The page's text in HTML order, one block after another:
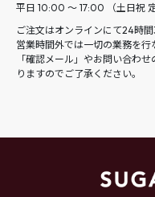
平日 10:00 ～ 17:00 （土日祝 定
ご注文はオンラインにて24時間
営業時間外では一切の業務を行
「確認メール」やお問い合わ
りますのでご了承ください。